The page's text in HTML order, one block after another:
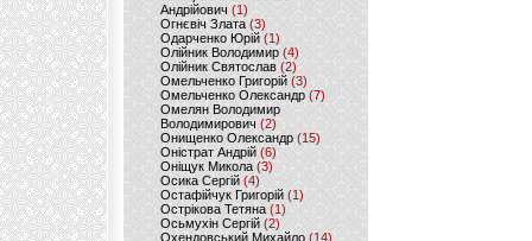
Андрійович(1)
Огнєвіч Злата (3)
Одарченко Юрій(1)
Олійник Володимир (4)
Олійник Святослав (2)
Омельченко Григорій (3)
Омельченко Олександр(7)
Омелян Володимир
Володимирович (2)
Онищенко Олександр (15)
Оністрат Андрій (6)
Оніщук Микола (3)
Осика Сергій(4)
Остафійчук Григорій(1)
Острікова Тетяна (1)
Осьмухін Сергій (2)
Охендовський Михайло (14)